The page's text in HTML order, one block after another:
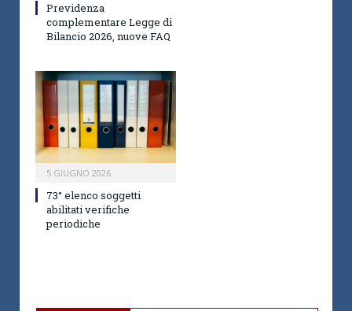
Previdenza
complementare Legge di
Bilancio 2026, nuove FAQ
5 GIUGNO 2026
73° elenco soggetti
abilitati verifiche
periodiche